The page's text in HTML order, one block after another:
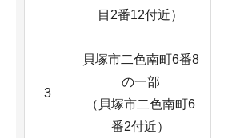
目2番12付近）
3
貝塚市二色南町6番8
の一部
（貝塚市二色南町6
番2付近）